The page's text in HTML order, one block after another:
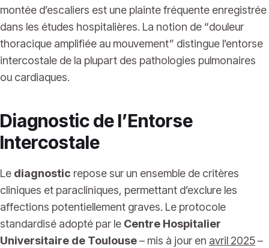
montée d’escaliers est une plainte fréquente enregistrée
dans les études hospitalières. La notion de “douleur
thoracique amplifiée au mouvement” distingue l’entorse
intercostale de la plupart des pathologies pulmonaires
ou cardiaques.
Diagnostic de l’Entorse
Intercostale
Le diagnostic repose sur un ensemble de critères
cliniques et paracliniques, permettant d’exclure les
affections potentiellement graves. Le protocole
standardisé adopté par le Centre Hospitalier
Universitaire de Toulouse– mis à jour en avril 2025–